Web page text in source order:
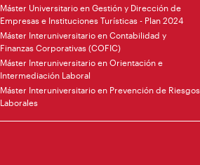
Máster Universitario en Gestión y Dirección de
Empresas e Instituciones Turísticas - Plan 2024
Máster Interuniversitario en Contabilidad y
Finanzas Corporativas (COFIC)
Máster Interuniversitario en Orientación e
Intermediación Laboral
Máster Interuniversitario en Prevención de Riesgos
Laborales